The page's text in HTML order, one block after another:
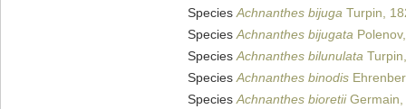
SpeciesAchnanthes bijuga Turpin,
SpeciesAchnanthes bijugata
SpeciesAchnanthes bilunulata
SpeciesAchnanthes binodis
SpeciesAchnanthes bioretiiGermain,